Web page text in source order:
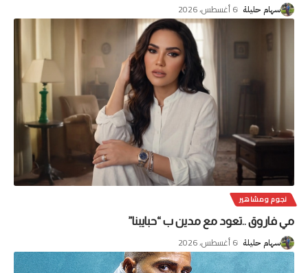
سهام حليلة 6 أغسطس، 2026
نجوم ومشاهير
مي فاروق ..تعود مع مدين ب “حبايبنا”
سهام حليلة 6 أغسطس، 2026